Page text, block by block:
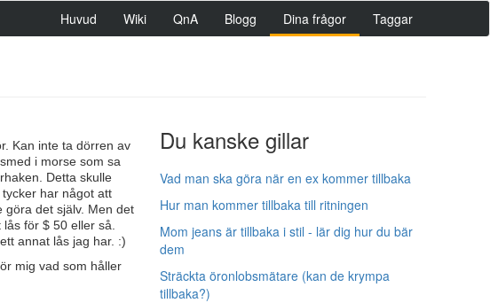
Huvud Wiki QnA Blogg Dina frågor Taggar
Du kanske gillar
Vad man ska göra när en ex kommer tillbaka
Hur man kommer tillbaka till ritningen
Mom jeans är tillbaka i stil - lär dig hur du bär
dem
Sträckta öronlobsmätare (kan de krympa
tillbaka?)
Kan inte ta dörren av
i morse som sa
Detta skulle
har något att
göra det själv. Men det
för $ 50 eller så.
annat lås jag har. :)
mig vad som håller